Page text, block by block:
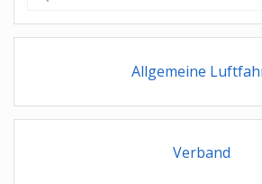
Allgemeine
Verband